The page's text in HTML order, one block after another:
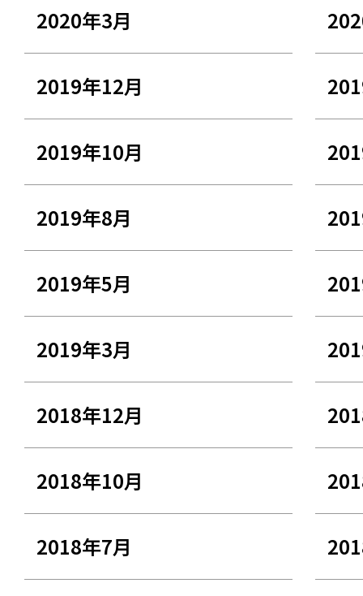
2020年3月
2019年12月
2019年10月
2019年8月
2019年5月
2019年3月
2018年12月
2018年10月
2018年7月